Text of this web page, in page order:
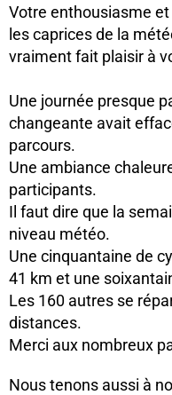
Votre enthousiasme
les caprices de la
vraiment fait plaisir à
Une journée presque
changeante avait
parcours.
Une ambiance
participants.
Il faut dire que la
niveau météo.
Une cinquantaine de
41 km et une
Les 160 autres se
distances.
Merci aux nombreux
Nous tenons aussi à